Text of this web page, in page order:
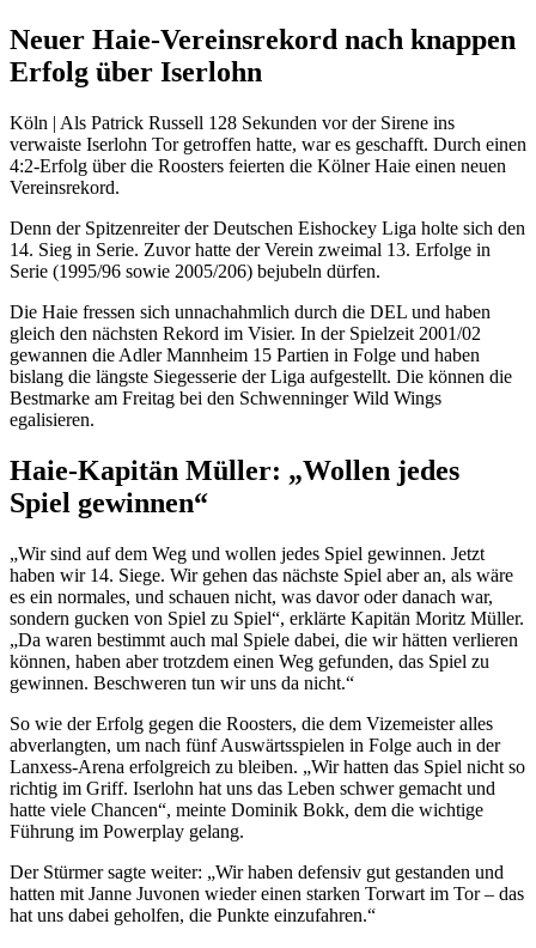
Neuer Haie-Vereinsrekord nach knappen
Erfolg über Iserlohn
Köln | Als Patrick Russell 128 Sekunden vor der Sirene ins
verwaiste Iserlohn Tor getroffen hatte, war es geschafft. Durch einen
4:2-Erfolg über die Roosters feierten die Kölner Haie einen neuen
Vereinsrekord.
Denn der Spitzenreiter der Deutschen Eishockey Liga holte sich den
14. Sieg in Serie. Zuvor hatte der Verein zweimal 13. Erfolge in
Serie (1995/96 sowie 2005/206) bejubeln dürfen.
Die Haie fressen sich unnachahmlich durch die DEL und haben
gleich den nächsten Rekord im Visier. In der Spielzeit 2001/02
gewannen die Adler Mannheim 15 Partien in Folge und haben
bislang die längste Siegesserie der Liga aufgestellt. Die können die
Bestmarke am Freitag bei den Schwenninger Wild Wings
egalisieren.
Haie-Kapitän Müller: „Wollen jedes
Spiel gewinnen“
„Wir sind auf dem Weg und wollen jedes Spiel gewinnen. Jetzt
haben wir 14. Siege. Wir gehen das nächste Spiel aber an, als wäre
es ein normales, und schauen nicht, was davor oder danach war,
sondern gucken von Spiel zu Spiel“, erklärte Kapitän Moritz Müller.
„Da waren bestimmt auch mal Spiele dabei, die wir hätten verlieren
können, haben aber trotzdem einen Weg gefunden, das Spiel zu
gewinnen. Beschweren tun wir uns da nicht.“
So wie der Erfolg gegen die Roosters, die dem Vizemeister alles
abverlangten, um nach fünf Auswärtsspielen in Folge auch in der
Lanxess-Arena erfolgreich zu bleiben. „Wir hatten das Spiel nicht so
richtig im Griff. Iserlohn hat uns das Leben schwer gemacht und
hatte viele Chancen“, meinte Dominik Bokk, dem die wichtige
Führung im Powerplay gelang.
Der Stürmer sagte weiter: „Wir haben defensiv gut gestanden und
hatten mit Janne Juvonen wieder einen starken Torwart im Tor – das
hat uns dabei geholfen, die Punkte einzufahren.“